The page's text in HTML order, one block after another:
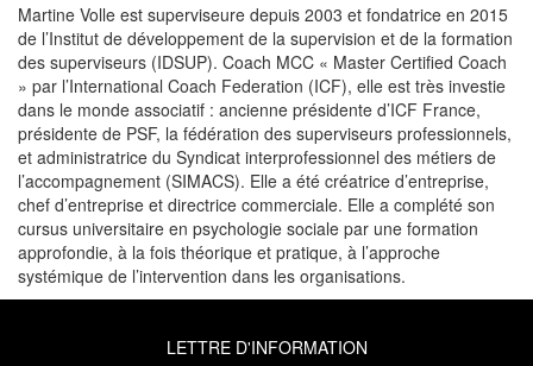
Martine Volle est superviseure depuis 2003 et fondatrice en 2015
de l’Institut de développement de la supervision et de la formation
des superviseurs (IDSUP). Coach MCC « Master Certified Coach
» par l’International Coach Federation (ICF), elle est très investie
dans le monde associatif : ancienne présidente d’ICF France,
présidente de PSF, la fédération des superviseurs professionnels,
et administratrice du Syndicat interprofessionnel des métiers de
l’accompagnement (SIMACS). Elle a été créatrice d’entreprise,
chef d’entreprise et directrice commerciale. Elle a complété son
cursus universitaire en psychologie sociale par une formation
approfondie, à la fois théorique et pratique, à l’approche
systémique de l’intervention dans les organisations.
LETTRE D'INFORMATION